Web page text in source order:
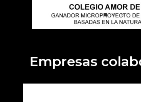
Empresas